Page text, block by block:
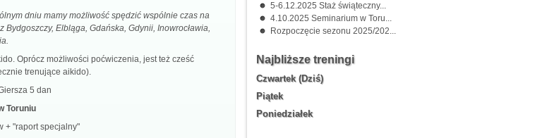
dniu mamy możliwość spędzić wspólnie czas na
Elbląga, Gdańska, Gdynii, Inowrocławia,
Oprócz możliwości poćwiczenia, jest też cześć
trenujące aikido).
5 dan
Toruniu
+ "raport specjalny"
5-6.12.2025 Staż świąteczny...
4.10.2025 Seminarium w Toru...
Rozpoczęcie sezonu 2025/202...
Najbliższe treningi
Czwartek (Dziś)
Piątek
Poniedziałek